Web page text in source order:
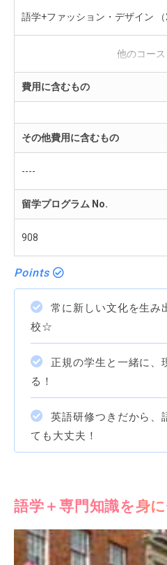
語学+ファッション・デザイン （
語学＋ファッション・スタイリ
費用に含むもの
その他費用に含むもの
----
留学プログラム No.
908
Points
常に新しい文化を生み
校☆
正規の学生と一緒に、
る！
英語研修つきだから、
ても大丈夫！
語学＋専門知識を身